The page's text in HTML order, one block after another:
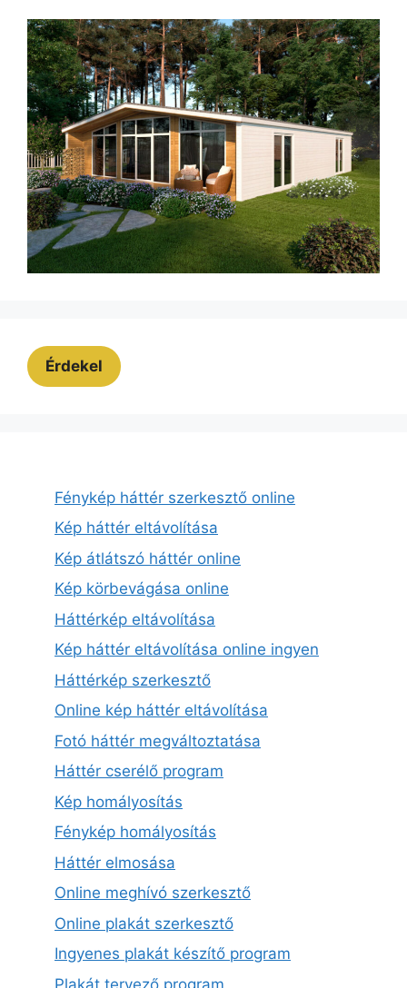
Érdekel
Fénykép háttér szerkesztő online
Kép háttér eltávolítása
Kép átlátszó háttér online
Kép körbevágása online
Háttérkép eltávolítása
Kép háttér eltávolítása online ingyen
Háttérkép szerkesztő
Online kép háttér eltávolítása
Fotó háttér megváltoztatása
Háttér cserélő program
Kép homályosítás
Fénykép homályosítás
Háttér elmosása
Online meghívó szerkesztő
Online plakát szerkesztő
Ingyenes plakát készítő program
Plakát tervező program